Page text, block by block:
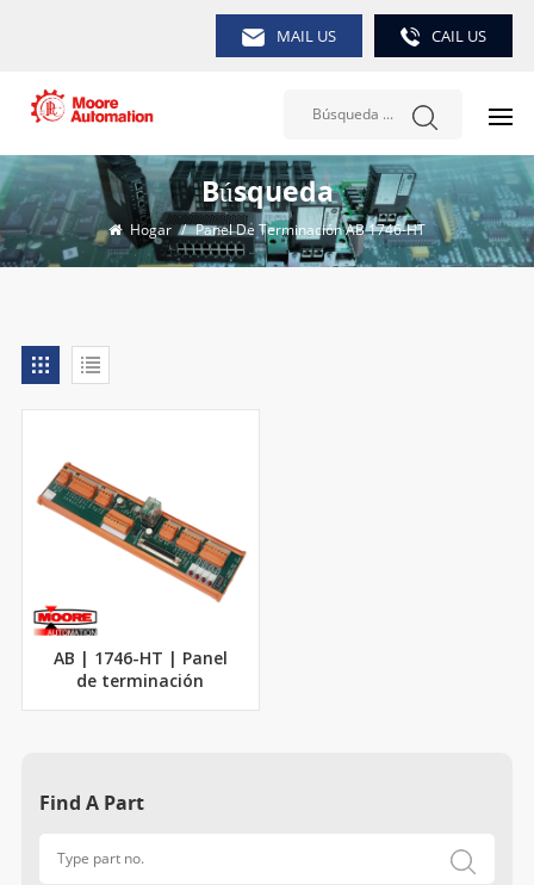
MAIL US CAIL US
Búsqueda
Hogar / Panel De Terminación AB 1746-HT
AB | 1746-HT | Panel
de terminación
Find A Part